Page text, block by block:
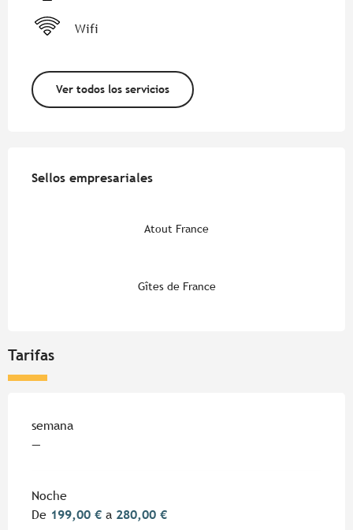
Wifi
Ver todos los servicios
Sellos empresariales
Sellos empresariales
Atout France
Gîtes de France
Tarifas
Tarifas 2026
semana
—
Noche
De 199,00 € a 280,00 €